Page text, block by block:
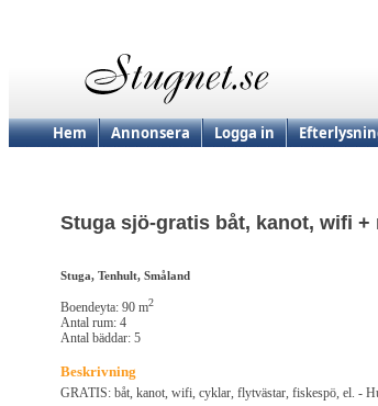
Hem Annonsera Logga in
Stuga sjö-gratis båt, kanot, wifi +
Stuga, Tenhult, Småland
Boendeyta: 90 m2
Antal rum: 4
Antal bäddar: 5
Beskrivning
GRATIS: båt, kanot, wifi, cyklar, flytvästar, fiskespö, el. -